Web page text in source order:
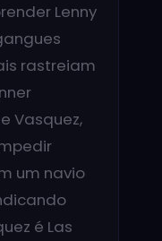
Lenny
rastreiam
Vasquez,
um navio
é Las